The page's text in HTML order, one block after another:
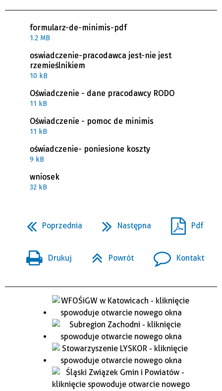
formularz-de-minimis-pdf
1.2 MB
oswiadczenie-pracodawca jest-nie jest
rzemieślnikiem
10 kB
Oświadczenie - dane pracodawcy RODO
11 kB
Oświadczenie - pomoc de minimis
11 kB
oświadczenie- poniesione koszty
9 kB
wniosek
32 kB
Poprzednia Następna Pdf
Drukuj Powrót Kontakt